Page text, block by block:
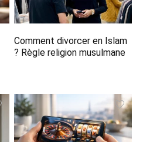
Comment divorcer en Islam​
? Règle religion musulmane